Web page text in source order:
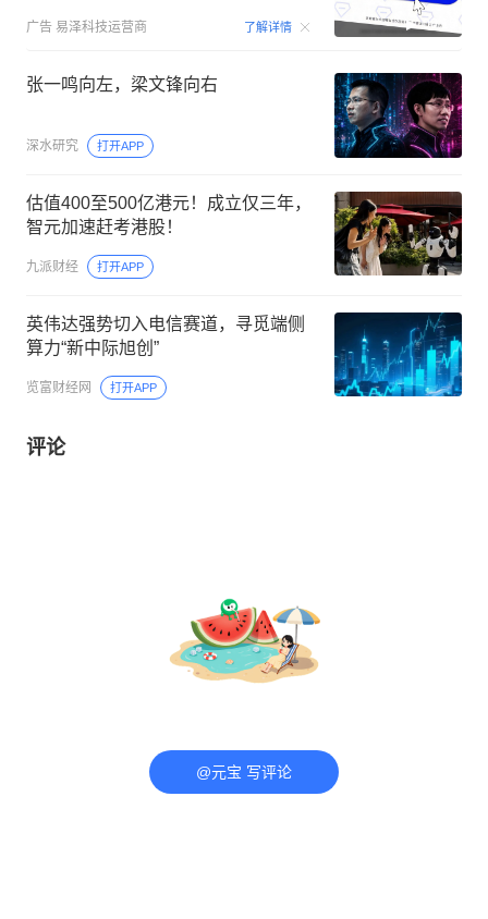
广告 易泽科技运营商 了解详情 00:15
张一鸣向左，梁文锋向右
深水研究 打开APP
估值400至500亿港元！成立仅三年，
智元加速赶考港股！
九派财经 打开APP
英伟达强势切入电信赛道，寻觅端侧
算力“新中际旭创”
览富财经网 打开APP
评论
@元宝 写评论